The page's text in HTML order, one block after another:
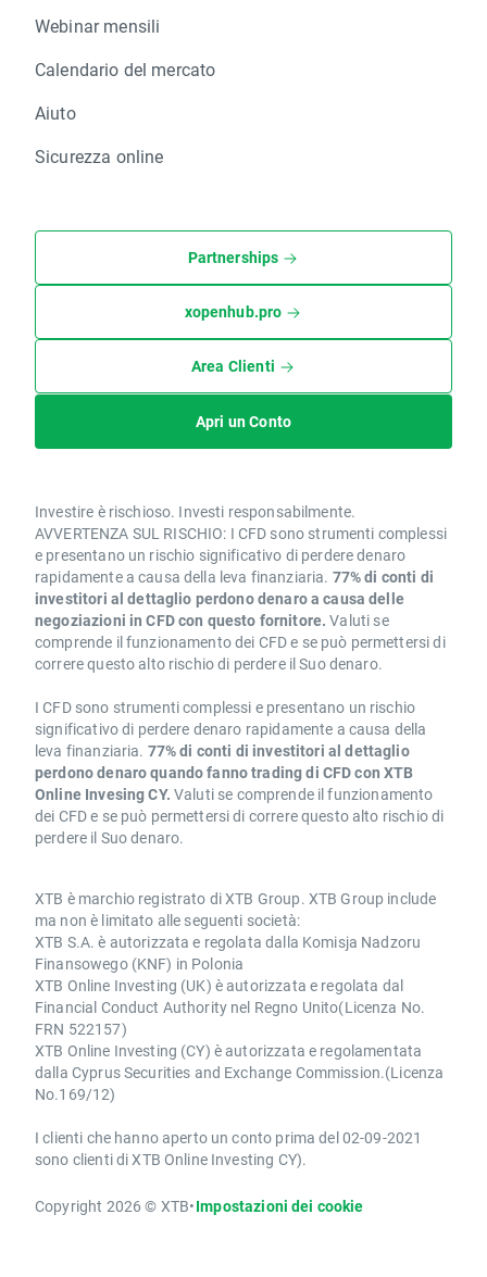
Webinar mensili
Calendario del mercato
Aiuto
Sicurezza online
Partnerships
xopenhub.pro
Area Clienti
Apri un Conto
Investire è rischioso. Investi responsabilmente.
AVVERTENZA SUL RISCHIO: I CFD sono strumenti complessi
e presentano un rischio significativo di perdere denaro
rapidamente a causa della leva finanziaria. 77% di conti di
investitori al dettaglio perdono denaro a causa delle
negoziazioni in CFD con questo fornitore. Valuti se
comprende il funzionamento dei CFD e se può permettersi di
correre questo alto rischio di perdere il Suo denaro.
I CFD sono strumenti complessi e presentano un rischio
significativo di perdere denaro rapidamente a causa della
leva finanziaria. 77% di conti di investitori al dettaglio
perdono denaro quando fanno trading di CFD con XTB
Online Invesing CY. Valuti se comprende il funzionamento
dei CFD e se può permettersi di correre questo alto rischio di
perdere il Suo denaro.
XTB è marchio registrato di XTB Group. XTB Group include
ma non è limitato alle seguenti società:
XTB S.A. è autorizzata e regolata dalla Komisja Nadzoru
Finansowego (KNF) in Polonia
XTB Online Investing (UK) è autorizzata e regolata dal
Financial Conduct Authority nel Regno Unito(Licenza No.
FRN 522157)
XTB Online Investing (CY) è autorizzata e regolamentata
dalla Cyprus Securities and Exchange Commission.(Licenza
No.169/12)
I clienti che hanno aperto un conto prima del 02-09-2021
sono clienti di XTB Online Investing CY).
Copyright 2026 © XTB•Impostazioni dei cookie